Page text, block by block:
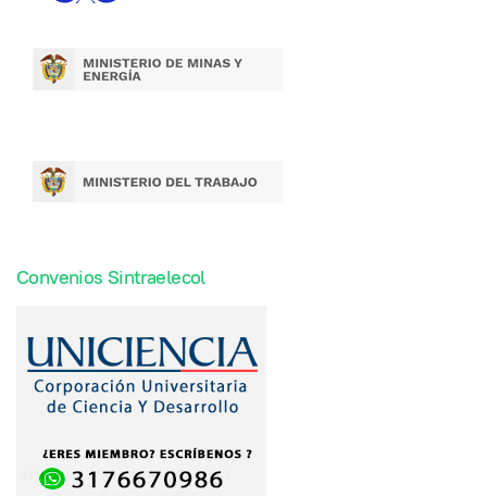
Convenios Sintraelecol